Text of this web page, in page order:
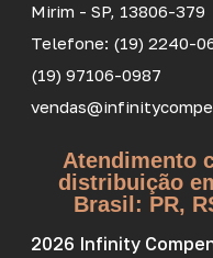
Mirim - SP, 13806-379
Telefone: (19) 2240-
(19) 97106-0987
Atendimento
distribuição
Brasil: PR,
2026 Infinity